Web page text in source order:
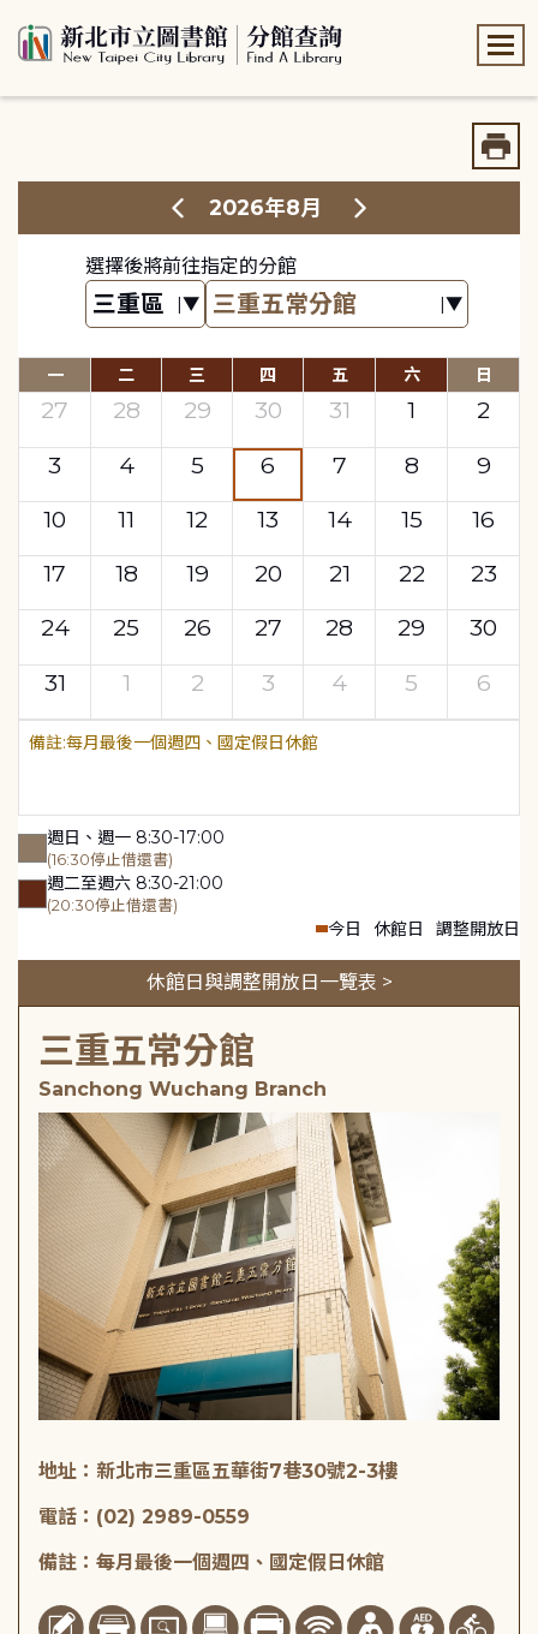
2026年8月
選擇後將前往指定的分館
一 二 三 四 五 六 日
27 28 29 30 31 1
2
3
4 5 6 7 8
9
10
11 12 13 14 15
16
17
18 19 20 21 22
23
24
25 26 27 28 29
30
31
1 2 3 4 5 6
每月最後一個週四、國定假日休館
週日、週一 8:30-17:00
(16:30停止借還書)
週二至週六 8:30-21:00
(20:30停止借還書)
今日 休館日 調整開放日
休館日與調整開放日一覽表 >
三重五常分館
Sanchong Wuchang Branch
地址：新北市三重區五華街7巷30號2-3樓
電話：(02) 2989-0559
備註：每月最後一個週四、國定假日休館